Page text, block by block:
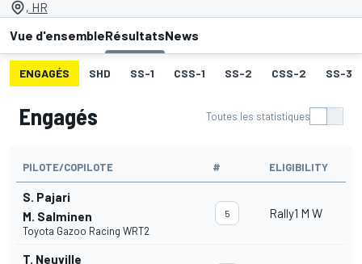
, HR
Vue d'ensembleRésultatsNews
ENGAGÉS SHD SS-1 CSS-1 SS-2 CSS-2 SS-3
Engagés Toutes les statistiques
PILOTE/COPILOTE # ELIGIBILITY
S. Pajari
M. Salminen
Toyota Gazoo Racing WRT2
5 Rally1 M W
T. Neuville